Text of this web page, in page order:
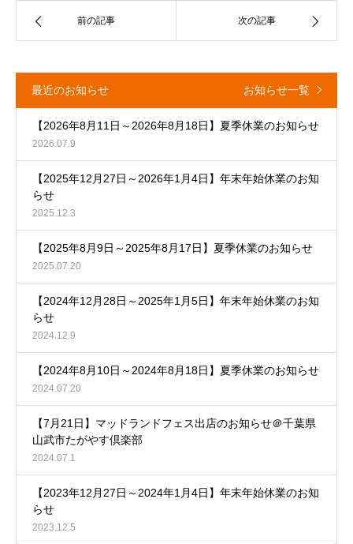
前の記事 次の記事
最近のお知らせ お知らせ一覧
【2026年8月11日～2026年8月18日】夏季休業のお知らせ
2026.07.9
【2025年12月27日～2026年1月4日】年末年始休業のお知
らせ
2025.12.3
【2025年8月9日～2025年8月17日】夏季休業のお知らせ
2025.07.20
【2024年12月28日～2025年1月5日】年末年始休業のお知
らせ
2024.12.9
【2024年8月10日～2024年8月18日】夏季休業のお知らせ
2024.07.20
【7月21日】マッドランドフェス出店のお知らせ＠千葉県
山武市たがやす倶楽部
2024.07.1
【2023年12月27日～2024年1月4日】年末年始休業のお知
らせ
2023.12.5